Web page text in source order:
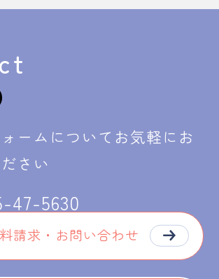
ームについてお気軽にお
さい
47-5630
請求・お問い合わせ